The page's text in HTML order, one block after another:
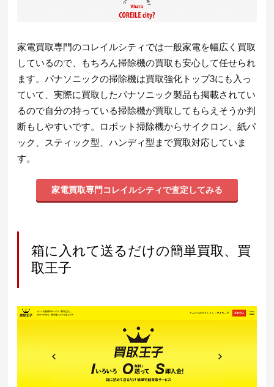
家電買取専門のコレイルシティでは一般家電を幅広く買取
しているので、もちろん掃除機の買取も安心して任せられ
ます。パナソニックの掃除機は買取強化トップ3にも入っ
ていて、実際に買取したパナソニック製品も掲載されてい
るので自分の持っている掃除機が買取してもらえそうか判
断もしやすいです。ロボット掃除機からサイクロン、紙パ
ック、スティック型、ハンディ型まで買取対応していま
す。
家電買取専門コレイルシティで査定してみる
箱に入れて送るだけの簡単買取、買
取王子